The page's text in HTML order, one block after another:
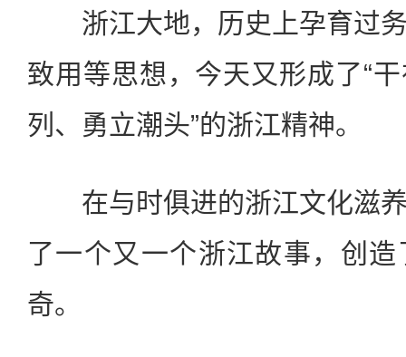
浙江大地，历史上孕育过务
致用等思想，今天又形成了“
列、勇立潮头”的浙江精神。
在与时俱进的浙江文化滋养
了一个又一个浙江故事，创
奇。